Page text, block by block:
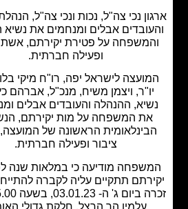
נכי צה"ל, נכות ונכי צה"ל, הנהלת הארגון
אבלים ומנחמים את נשיא המדינה
על פטירת יקירתם, אשת ציבור
ופעילה חברתית.
לישראל יפה, רו"ח מיקי בלומנטל,
ויצמן משיח, מנכ"ל, אברהם כץ עוז,
ההנהלה והעובדים אבלים ומנחמים
את המשפחה על מות יקירתם, הנשיאה
הראשונה של המועצה, אשת
ציבור ופעילה חברתית.
מודיעה כי במלאות שנה לפטירת
תתקיים עליה לקברה להתייחדות עם
זכרה ביום ג' ה- 03.01.23, בשעה 15.00, בית
עלמין הר הרצל, חלקת גדולי האומה.